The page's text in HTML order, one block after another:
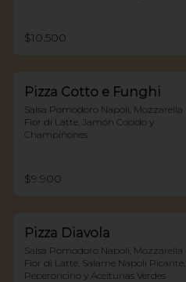
$10.500
Pizza Cotto e Funghi
Salsa Pomodoro Napoli, Mozzarella
Fior di Latte, Jamón Cocido y
Champiñones
$9.900
Pizza Diavola
Salsa Pomodoro Napoli, Mozzarella
Fior di Latte, Salame Napoli Picante,
Peperoncino y Aceitunas Verdes